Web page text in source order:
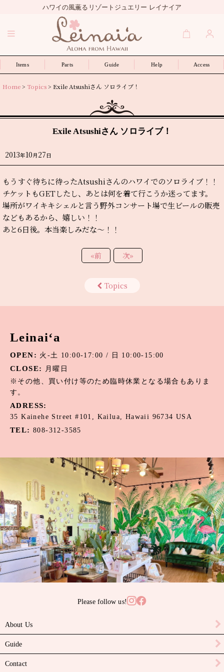
ハワイの風薫るリゾートジュエリー レイナイア
Items Parts Guide Help Access
Home> Topics> Exile Atsushiさん ソロライブ！
Exile Atsushiさん ソロライブ！
2013年10月 27 日
もうすぐ待ちに待ったAtsushiさんのハワイでのソロライブ！！
チケットもGETしたし、あとは何を着て行こうか迷ってます。
場所がワイキキシェルと言う野外コンサート場で生ビールの販売
などもあるから、嬉しい！！
あと6日後。本当楽しみだな～！！
«前 次»
Topics
Leinai‘a
OPEN: 火-土 10:00-17:00 / 日 10:00-15:00
CLOSE:
月曜日
※その他、買い付け等のため臨時休業となる場合もありま
す。
ADRESS:
35 Kainehe Street #101, Kailua, Hawaii 96734 USA
TEL: 808-312-3585
Please follow us!
About Us
Guide
Contact